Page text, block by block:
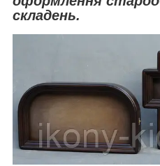
складень.